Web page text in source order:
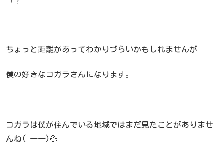
ちょっと距離があってわかりづらいかもしれませんが
僕の好きなコガラさんになります。
コガラは僕が住んでいる地域ではまだ見たことがありませ
んね( 一一)💦